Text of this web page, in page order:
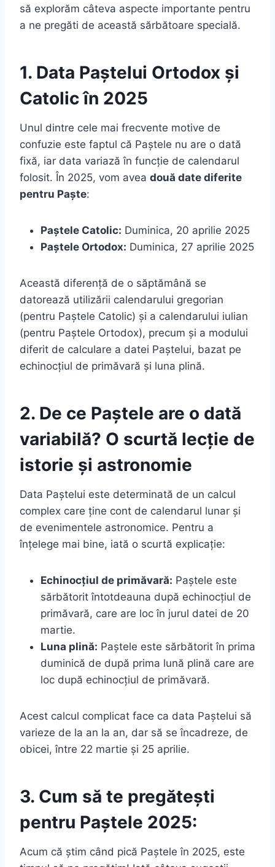
să explorăm câteva aspecte importante pentru
a ne pregăti de această sărbătoare specială.
1. Data Paștelui Ortodox și
Catolic în 2025
Unul dintre cele mai frecvente motive de
confuzie este faptul că Paștele nu are o dată
fixă, iar data variază în funcție de calendarul
folosit. În 2025, vom avea două date diferite
pentru Paște:
Paștele Catolic: Duminica, 20 aprilie 2025
Paștele Ortodox: Duminica, 27 aprilie 2025
Această diferență de o săptămână se
datorează utilizării calendarului gregorian
(pentru Paștele Catolic) și a calendarului iulian
(pentru Paștele Ortodox), precum și a modului
diferit de calculare a datei Paștelui, bazat pe
echinocțiul de primăvară și luna plină.
2. De ce Paștele are o dată
variabilă? O scurtă lecție de
istorie și astronomie
Data Paștelui este determinată de un calcul
complex care ține cont de calendarul lunar și
de evenimentele astronomice. Pentru a
înțelege mai bine, iată o scurtă explicație:
Echinocțiul de primăvară: Paștele este
sărbătorit întotdeauna după echinocțiul de
primăvară, care are loc în jurul datei de 20
martie.
Luna plină: Paștele este sărbătorit în prima
duminică de după prima lună plină care are
loc după echinocțiul de primăvară.
Acest calcul complicat face ca data Paștelui să
varieze de la an la an, dar să se încadreze, de
obicei, între 22 martie și 25 aprilie.
3. Cum să te pregătești
pentru Paștele 2025:
Acum că știm când pică Paștele în 2025, este